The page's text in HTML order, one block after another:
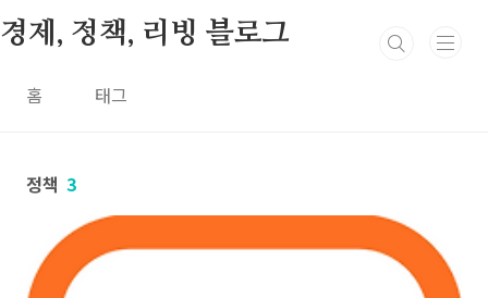
경제, 정책, 리빙 블로그
홈 태그
정책 3